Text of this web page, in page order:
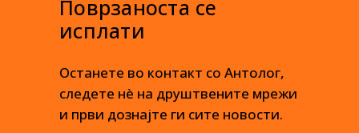
Поврзаноста се
исплати
Останете во контакт со Антолог,
следете нè на друштвените мрежи
и први дознајте ги сите новости.